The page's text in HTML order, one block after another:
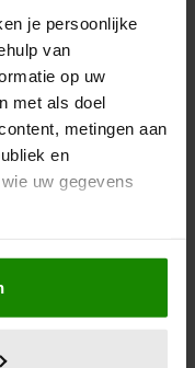
je persoonlijke
van
op uw
met als doel
metingen aan
en
uw gegevens
geografische
kan zijn